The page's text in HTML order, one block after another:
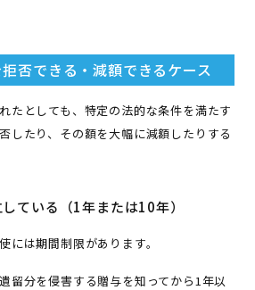
否できる・減額できるケース
たとしても、特定の法的な条件を満たす
したり、その額を大幅に減額したりする
ている（1年または10年）
には期間制限があります。
留分を侵害する贈与を知ってから1年以